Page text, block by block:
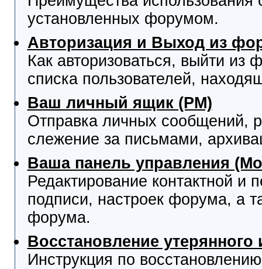
установленных форумом.
Авторизация и Выход из
Как авторизоваться, выйти из
списка пользователей,
Ваш личный ящик (PM)
Отправка личных сообщений,
слежение за письмами,
Ваша панель управления
Редактирование контактной
подписи, настроек форума, а
форума.
Восстановление
Инструкция по